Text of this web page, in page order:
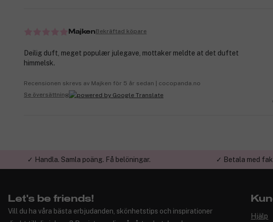
MajkenBekräftad köpare
Deilig duft, meget populær julegave, mottaker meldte at det duftet
himmelsk.
Recensionen skrevs av Majken för 5 år sedan | cocopanda.no
Se översättning
✓ Handla. Samla poäng. Få belöningar. ✓ Betala med
Let's be friends!
Vill du ha våra bästa erbjudanden, skönhetstips och inspirationer
Hjälp